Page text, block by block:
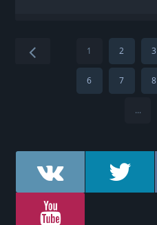
1 2 3
6 7 8
...